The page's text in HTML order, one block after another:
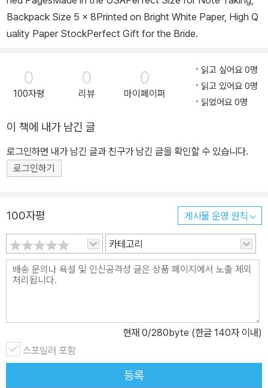
Backpack Size 5 x 8Printed on Bright White Paper, High Q
uality Paper StockPerfect Gift for the Bride.
0
100자평
0
리뷰
0
마이페이퍼
읽고 싶어요 0명
읽고 있어요 0명
읽었어요 0명
이 책에 내가 남긴 글
로그인하면 내가 남긴 글과 친구가 남긴 글을 확인할 수 있습니다.
로그인하기
100자평 게시물 운영 원칙
카테고리
현재 0/280byte (한글 140자 이내)
스포일러 포함
등록